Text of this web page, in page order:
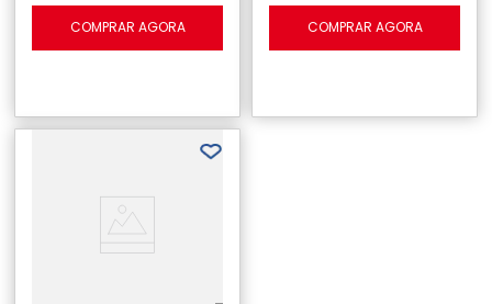
COMPRAR AGORA COMPRAR AGORA